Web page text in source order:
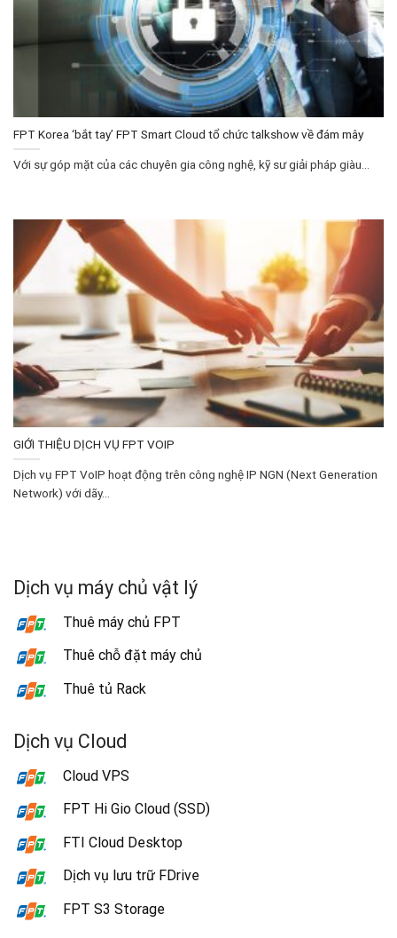
Dịch vụ máy chủ vật lý
Thuê máy chủ FPT
Thuê chỗ đặt máy chủ
Thuê tủ Rack
Dịch vụ Cloud
Cloud VPS
FPT Hi Gio Cloud (SSD)
FTI Cloud Desktop
Dịch vụ lưu trữ FDrive
FPT S3 Storage
FPT Korea ‘bắt tay’ FPT Smart Cloud tổ chức talkshow về đám mây
Với sự góp mặt của các chuyên gia công nghệ, kỹ sư giải pháp giàu...
GIỚI THIỆU DỊCH VỤ FPT VOIP
Dịch vụ FPT VoIP hoạt động trên công nghệ IP NGN (Next Generation
Network) với dãy...